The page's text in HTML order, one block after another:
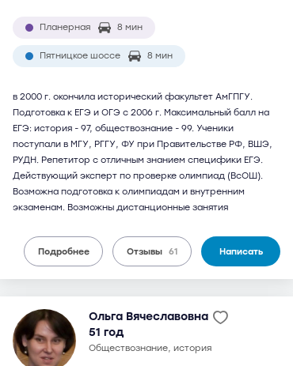
Планерная 8 мин
Пятницкое шоссе 8 мин
в 2000 г. окончила исторический факультет АмГПГУ.
Подготовка к ЕГЭ и ОГЭ с 2006 г. Максимальный балл на
ЕГЭ: история - 97, обществознание - 99. Ученики
поступали в МГУ, РГГУ, ФУ при Правительстве РФ, ВШЭ,
РУДН. Репетитор с отличным знанием специфики ЕГЭ.
Действующий эксперт по проверке олимпиад (ВсОШ).
Возможна подготовка к олимпиадам и внутренним
экзаменам. Возможны дистанционные занятия
Подробнее Отзывы 61 Написать
Ольга Вячеславовна
51 год
обществознание, история